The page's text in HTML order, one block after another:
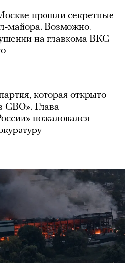
прошли секретные
майора. Возможно,
на главкома ВКС
которая открыто
СВО». Глава
пожаловался